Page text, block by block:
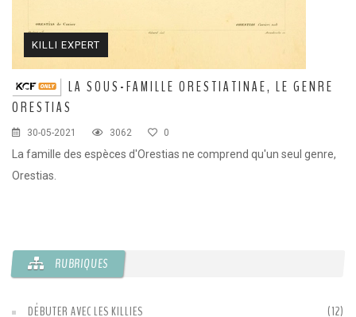
KILLI EXPERT
LA SOUS-FAMILLE ORESTIATINAE, LE GENRE
ORESTIAS
30-05-2021 3062 0
La famille des espèces d'Orestias ne comprend qu'un seul genre,
Orestias.
RUBRIQUES
DÉBUTER AVEC LES KILLIES (12)